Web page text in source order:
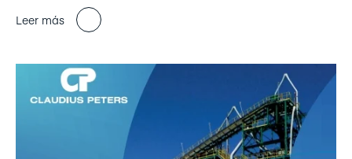
Leer más